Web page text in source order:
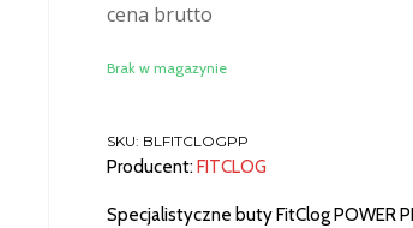
cena brutto
Brak w magazynie
SKU: BLFITCLOGPP
Producent:FITCLOG
Specjalistyczne buty FitClog POWER